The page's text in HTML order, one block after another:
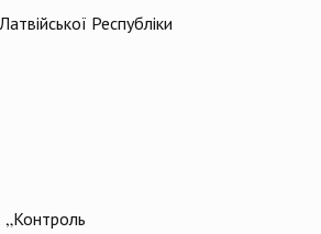
Республіки
„Контроль